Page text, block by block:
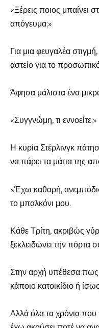
«Ξέρεις ποιος μπαίνει
απόγευμα;»
Για μια φευγαλέα
αστείο για το
Άφησα μάλιστα ένα
«Συγγνώμη, τι εννοείτε;»
Η κυρία Στέρλινγκ
να πάρει τα μάτια της
«Έχω καθαρή,
το μπαλκόνι μου.
Κάθε Τρίτη, ακριβώς
ξεκλειδώνει την πόρτα
Στην αρχή υπέθεσα πως
κάποιο κατοικίδιο ή
Αλλά όλα τα χρόνια που